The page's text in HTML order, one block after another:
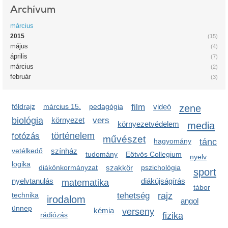
Archívum
március
(15)
2015
(4)
május
(7)
április
(2)
március
(3)
február
földrajz március 15. pedagógia film videó zene
biológia környezet vers környezetvédelem media
történelem
fotózás művészet
hagyomány
vetélkedő
színház tudomány Eötvös Collegium
tánc
nyelv
logika
diákönkormányzat szakkör pszichológia
nyelvtanulás diákújságírás
matematika
technika tehetség
sport
tábor
irodalom rajz angol
ünnep kémia verseny
rádiózás fizika